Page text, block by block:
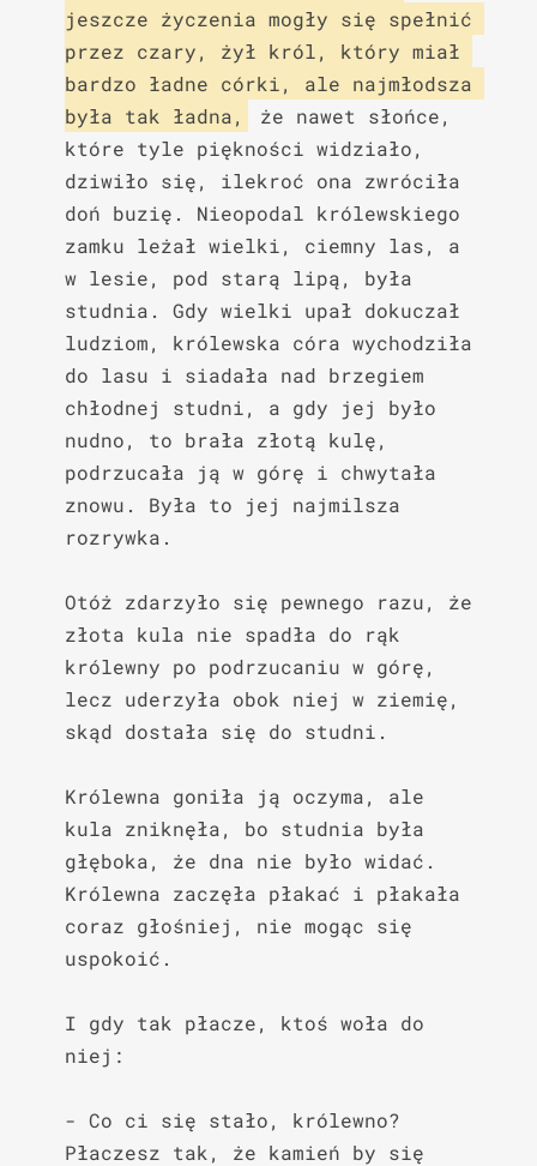
jeszcze życzenia mogły się spełnić
przez czary, żył król, który miał
bardzo ładne córki, ale najmłodsza
była tak ładna,
że nawet słońce,
które tyle piękności widziało,
dziwiło się, ilekroć ona zwróciła
doń buzię. Nieopodal królewskiego
zamku leżał wielki, ciemny las, a
w lesie, pod starą lipą, była
studnia. Gdy wielki upał dokuczał
ludziom, królewska córa wychodziła
do lasu i siadała nad brzegiem
chłodnej studni, a gdy jej było
nudno, to brała złotą kulę,
podrzucała ją w górę i chwytała
znowu. Była to jej najmilsza
rozrywka.
Otóż zdarzyło się pewnego razu, że
złota kula nie spadła do rąk
królewny po podrzucaniu w górę,
lecz uderzyła obok niej w ziemię,
skąd dostała się do studni.
Królewna goniła ją oczyma, ale
kula zniknęła, bo studnia była
głęboka, że dna nie było widać.
Królewna zaczęła płakać i płakała
coraz głośniej, nie mogąc się
uspokoić.
I gdy tak płacze, ktoś woła do
niej:
- Co ci się stało, królewno?
Płaczesz tak, że kamień by się